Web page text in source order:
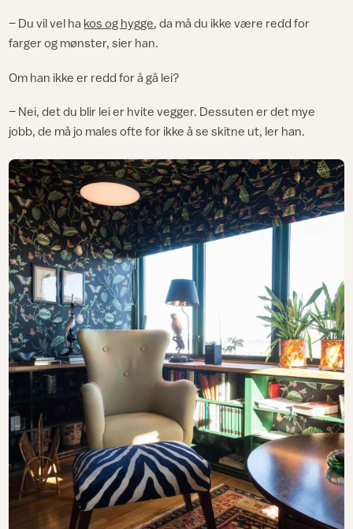
– Du vil vel ha kos og hygge, da må du ikke være redd for
farger og mønster, sier han.
Om han ikke er redd for å gå lei?
– Nei, det du blir lei er hvite vegger. Dessuten er det mye
jobb, de må jo males ofte for ikke å se skitne ut, ler han.